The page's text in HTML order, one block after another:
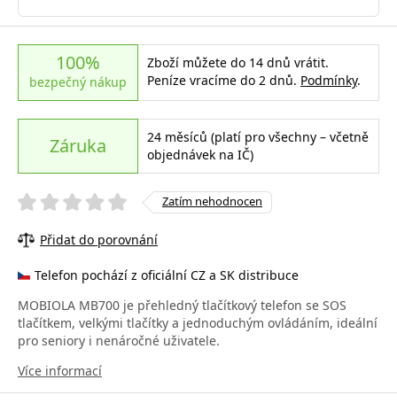
100%
bezpečný nákup
Zboží můžete do 14 dnů vrátit.
Peníze vracíme do 2 dnů. Podmínky.
Záruka
24 měsíců (platí pro všechny – včetně
objednávek na IČ)
Zatím nehodnocen
Přidat do porovnání
Telefon pochází z oficiální CZ a SK distribuce
MOBIOLA MB700 je přehledný tlačítkový telefon se SOS
tlačítkem, velkými tlačítky a jednoduchým ovládáním, ideální
pro seniory i nenáročné uživatele.
Více informací